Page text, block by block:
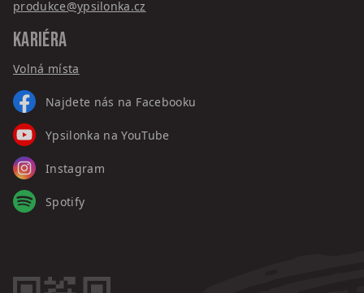
produkce@ypsilonka.cz
KARIÉRA
Volná místa
Najdete nás na Facebooku
Ypsilonka na YouTube
Instagram
Spotify